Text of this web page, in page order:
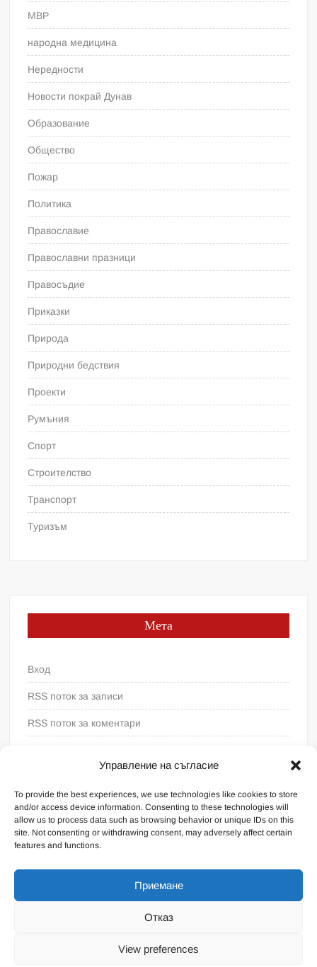
Управление на съгласие
To provide the best experiences, we use technologies like cookies to store
and/or access device information. Consenting to these technologies will
allow us to process data such as browsing behavior or unique IDs on this
site. Not consenting or withdrawing consent, may adversely affect certain
features and functions.
Приемане
Отказ
View preferences
МВР
народна медицина
Нередности
Новости покрай Дунав
Образование
Общество
Пожар
Политика
Православие
Православни празници
Правосъдие
Приказки
Природа
Природни бедствия
Проекти
Румъния
Спорт
Строителство
Транспорт
Туризъм
Мета
Вход
RSS поток за записи
RSS поток за коментари
Proudly powered by WordPress |Theme: FreeNews